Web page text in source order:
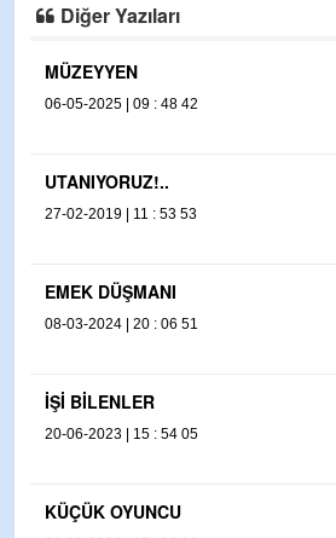
Diğer Yazıları
| 09 : 48 42
| 11 : 53 53
DÜŞMANI
| 20 : 06 51
| 15 : 54 05
OYUNCU